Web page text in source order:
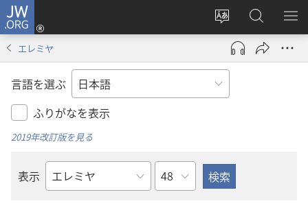
JW.ORG
サ
イ
ト
の
言
え
る
ロ
グ
ン
し
で
開
JW.ORG
の
検
メ
を
エレミヤ
言語を選ぶ
ふりがなを表示
2019年改訂版を見る
表示
聖
章